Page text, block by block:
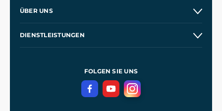
Großhandel
ÜBER UNS
DIENSTLEISTUNGEN
GeschäftsbedingungenFOLGEN SIE UNS